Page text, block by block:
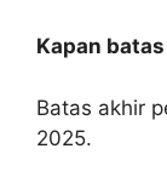
Kapan
Batas akhir
2025.